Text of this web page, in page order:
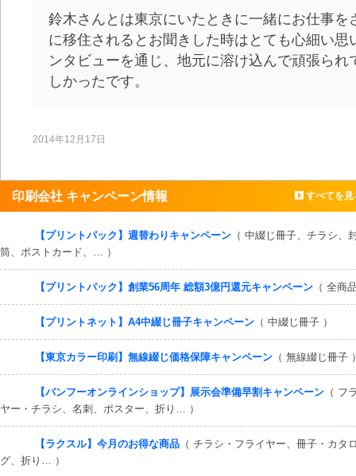
鈴木さんとは東京にいたときに一緒にお仕事
に移住されるとお聞きした時はとても心細い
ンタビューを通じ、地元に溶け込んで頑張ら
しかったです。
2014年12月17日
印刷会社 キャンペーン情報 すべてを見
【プリントパック】週替わりキャンペーン （ 中綴じ冊子、チラシ、
筒、ポストカード、… ）
【プリントパック】創業56周年 総額3億円還元キャンペーン （ 全商
【プリントネット】A4中綴じ冊子キャンペーン （ 中綴じ冊子 ）
【東京カラー印刷】無線綴じ価格保障キャンペーン （ 無線綴じ冊子
【バンフーオンラインショップ】展示会準備早割キャンペーン （ フ
ヤー・チラシ、名刺、ポスター、折り… ）
【ラクスル】今月のお得な商品 （ チラシ・フライヤー、冊子・カタ
グ、折り… ）